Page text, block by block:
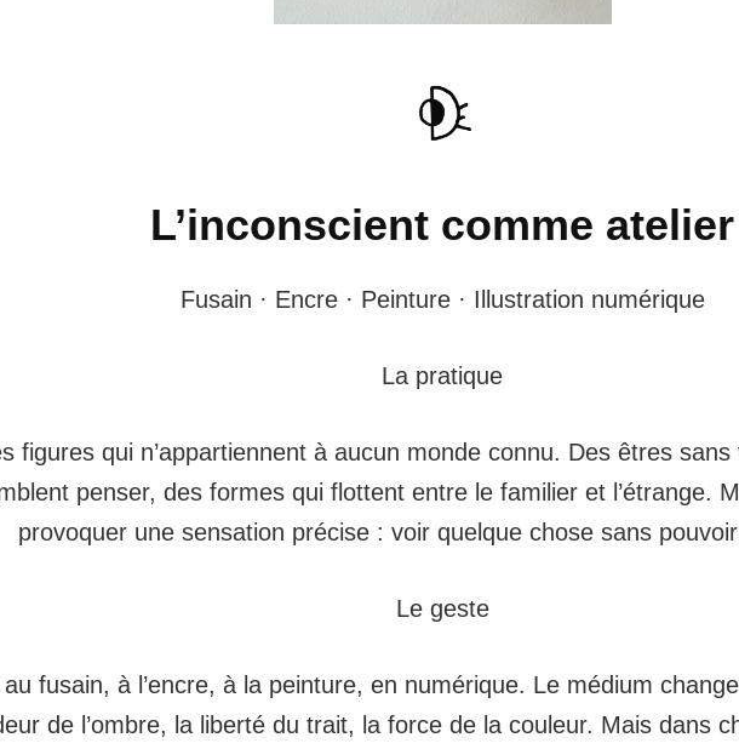
L’inconscient comme atelier
Fusain · Encre · Peinture · Illustration numérique
La pratique
figures qui n’appartiennent à aucun monde connu. Des êtres
penser, des formes qui flottent entre le familier et l’étrange.
provoquer une sensation précise : voir quelque chose sans
Le geste
fusain, à l’encre, à la peinture, en numérique. Le médium
de l’ombre, la liberté du trait, la force de la couleur. Mais dans